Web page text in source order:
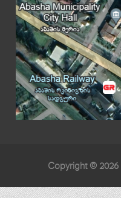
Copyright © 2026